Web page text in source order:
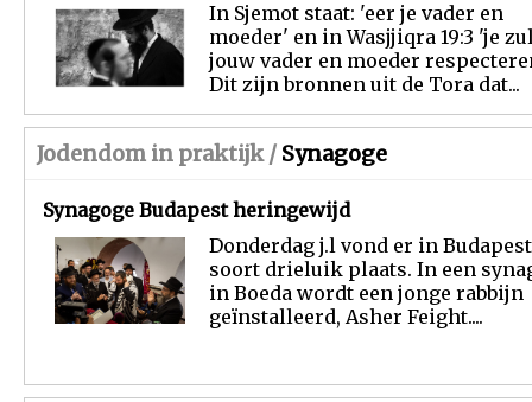
In Sjemot staat: 'eer je vader en
moeder' en in Wasjjiqra 19:3 'je
jouw vader en moeder
Dit zijn bronnen uit de Tora dat...
Jodendom in praktijk / Synagoge
Synagoge Budapest heringewijd
Donderdag j.l vond er in
soort drieluik plaats. In een
in Boeda wordt een jonge rabbijn
geïnstalleerd, Asher Feight....